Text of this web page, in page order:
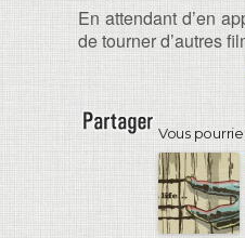
En attendant d’en
de tourner d’autres
Vous